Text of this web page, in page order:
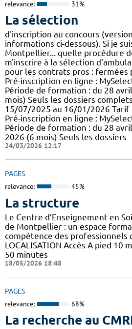
relevance: 31%
La sélection
d'inscription au concours
informations ci-dessous). Si je
Montpellier... quelle procédure
m'inscrire à la sélection
pour les contrats pros :
Pré-inscription en ligne :
Période de formation : du 28
mois) Seuls les dossiers
15/07/2025 au 16/01/2026 Tarif
Pré-inscription en ligne :
Période de formation : du 28
2026 (6 mois) Seuls les dossiers
24/03/2026 12:17
PAGES
relevance: 45%
La structure
Le Centre d’Enseignement en
de Montpellier : un espace
compétence des professionnels
LOCALISATION Accès A pied 10
50 minutes
18/05/2026 18:48
PAGES
relevance: 68%
La recherche au